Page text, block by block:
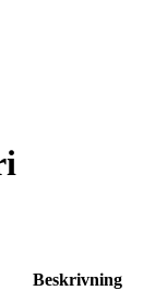
Beskrivning